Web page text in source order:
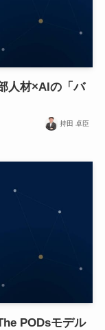
人材×AIの「バ
持田 卓臣
PODsモデル